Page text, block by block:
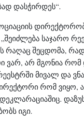
დასჭირდეს“.
საჯარო
რაღაც შეცდომა,
ვარ, არ მგონია
მივალ და
რომ ვიყო,
იგი.